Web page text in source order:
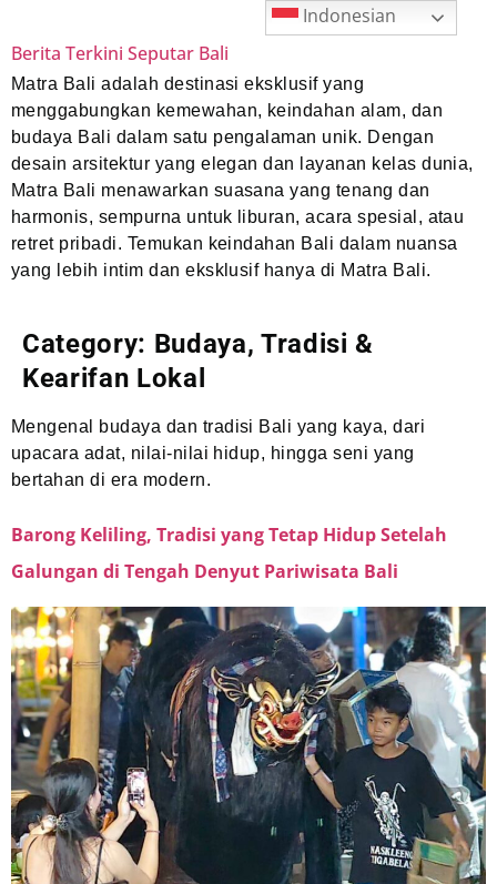
Berita Terkini Seputar Bali
Matra Bali adalah destinasi eksklusif yang
menggabungkan kemewahan, keindahan alam, dan
budaya Bali dalam satu pengalaman unik. Dengan
desain arsitektur yang elegan dan layanan kelas dunia,
Matra Bali menawarkan suasana yang tenang dan
harmonis, sempurna untuk liburan, acara spesial, atau
retret pribadi. Temukan keindahan Bali dalam nuansa
yang lebih intim dan eksklusif hanya di Matra Bali.
Category: Budaya, Tradisi &
Kearifan Lokal
Mengenal budaya dan tradisi Bali yang kaya, dari
upacara adat, nilai-nilai hidup, hingga seni yang
bertahan di era modern.
Barong Keliling, Tradisi yang Tetap Hidup Setelah
Galungan di Tengah Denyut Pariwisata Bali
Indonesian